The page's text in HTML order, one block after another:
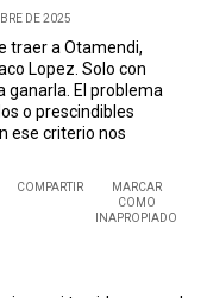
tienen q ir todos desde
encargados del tema
DE 2025
traer a Otamendi,
Lopez. Solo con
ganarla. El problema
o prescindibles
ese criterio nos
COMPARTIR
MARCAR
COMO
INAPROPIADO